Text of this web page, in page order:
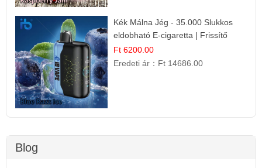
Kék Málna Jég - 35.000 Slukkos
eldobható E-cigaretta | Frissítő
Ízélmény
Ft 6200.00
Eredeti ár： Ft 14686.00
Blog